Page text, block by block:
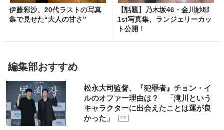
伊藤彩沙、20代ラストの写真
集で見せた“大人の甘さ”
【話題】乃木坂46・金川紗耶
1st写真集、ランジェリーカッ
ト公開！
編集部おすすめ
松永大司監督、『犯罪者』チョン・イ
ルのオファー理由は？ 「滝川という
キャラクターに出会えたことは運が良
かった」
P R